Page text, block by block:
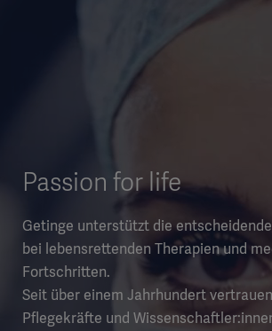
Passion for life
Getinge unterstützt die
bei lebensrettenden Therapien und
Fortschritten.
Seit über einem Jahrhundert
Pflegekräfte und